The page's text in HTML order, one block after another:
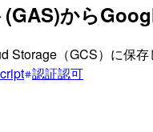
から
Storage（GCS）に保
認証認可